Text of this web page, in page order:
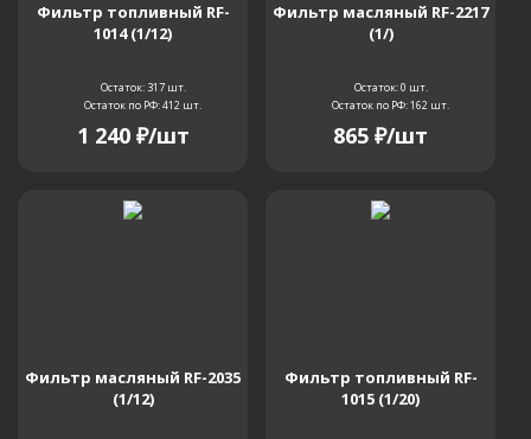
Фильтр топливный RF-
1014 (1/12)
Остаток: 317шт.
Остаток по РФ: 412 шт.
1 240₽/шт
Фильтр масляный RF-2217
(1/)
Остаток: 0 шт.
Остаток по РФ: 162 шт.
865 ₽/шт
Фильтр масляный RF-2035
(1/12)
Фильтр топливный RF-
1015 (1/20)